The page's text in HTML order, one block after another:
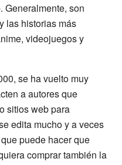
Generalmente, son
las historias más
videojuegos y
se ha vuelto muy
a autores que
sitios web para
edita mucho y a veces
puede hacer que
comprar también la